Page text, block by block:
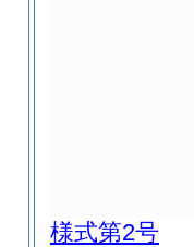
様式第2号